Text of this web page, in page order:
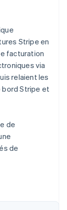
Stripe en
facturation
via
relaient les
bord Stripe et
de
de